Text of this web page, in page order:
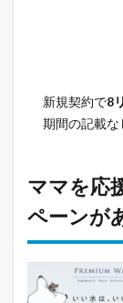
新規契約で8
期間の記載な
ママを応
ペーンが